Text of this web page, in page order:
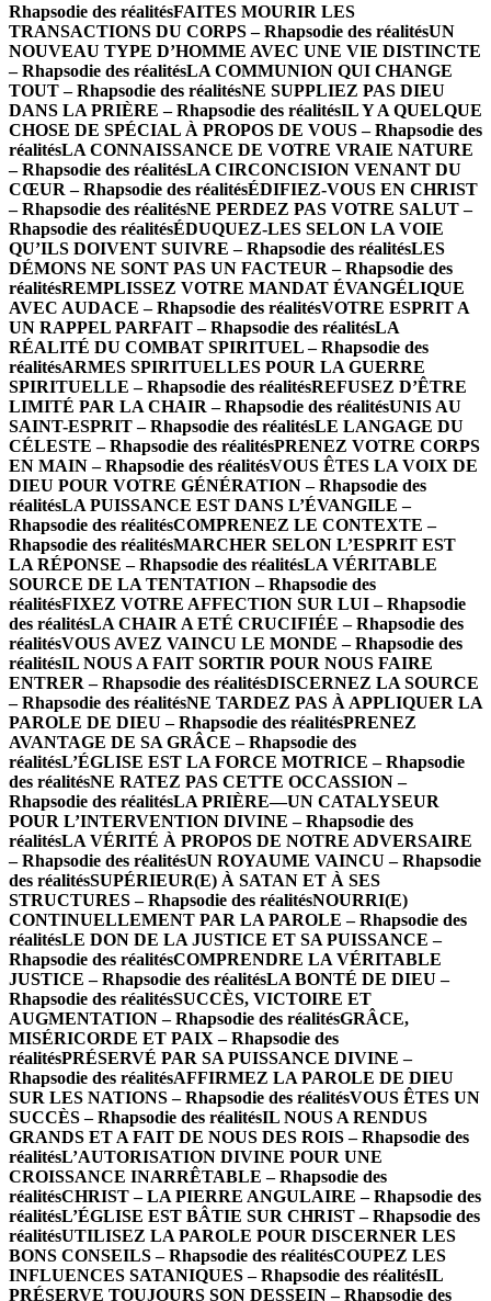
Rhapsodie des réalitésFAITES MOURIR LES
TRANSACTIONS DU CORPS – Rhapsodie des réalitésUN
NOUVEAU TYPE D’HOMME AVEC UNE VIE DISTINCTE
– Rhapsodie des réalitésLA COMMUNION QUI CHANGE
TOUT – Rhapsodie des réalitésNE SUPPLIEZ PAS DIEU
DANS LA PRIÈRE – Rhapsodie des réalitésIL Y A QUELQUE
CHOSE DE SPÉCIAL À PROPOS DE VOUS – Rhapsodie des
réalitésLA CONNAISSANCE DE VOTRE VRAIE NATURE
– Rhapsodie des réalitésLA CIRCONCISION VENANT DU
CŒUR – Rhapsodie des réalitésÉDIFIEZ-VOUS EN CHRIST
– Rhapsodie des réalitésNE PERDEZ PAS VOTRE SALUT –
Rhapsodie des réalitésÉDUQUEZ-LES SELON LA VOIE
QU’ILS DOIVENT SUIVRE – Rhapsodie des réalitésLES
DÉMONS NE SONT PAS UN FACTEUR – Rhapsodie des
réalitésREMPLISSEZ VOTRE MANDAT ÉVANGÉLIQUE
AVEC AUDACE – Rhapsodie des réalitésVOTRE ESPRIT A
UN RAPPEL PARFAIT – Rhapsodie des réalitésLA
RÉALITÉ DU COMBAT SPIRITUEL – Rhapsodie des
réalitésARMES SPIRITUELLES POUR LA GUERRE
SPIRITUELLE – Rhapsodie des réalitésREFUSEZ D’ÊTRE
LIMITÉ PAR LA CHAIR – Rhapsodie des réalitésUNIS AU
SAINT-ESPRIT – Rhapsodie des réalitésLE LANGAGE DU
CÉLESTE – Rhapsodie des réalitésPRENEZ VOTRE CORPS
EN MAIN – Rhapsodie des réalitésVOUS ÊTES LA VOIX DE
DIEU POUR VOTRE GÉNÉRATION – Rhapsodie des
réalitésLA PUISSANCE EST DANS L’ÉVANGILE –
Rhapsodie des réalitésCOMPRENEZ LE CONTEXTE –
Rhapsodie des réalitésMARCHER SELON L’ESPRIT EST
LA RÉPONSE – Rhapsodie des réalitésLA VÉRITABLE
SOURCE DE LA TENTATION – Rhapsodie des
réalitésFIXEZ VOTRE AFFECTION SUR LUI – Rhapsodie
des réalitésLA CHAIR A ETÉ CRUCIFIÉE – Rhapsodie des
réalitésVOUS AVEZ VAINCU LE MONDE – Rhapsodie des
réalitésIL NOUS A FAIT SORTIR POUR NOUS FAIRE
ENTRER – Rhapsodie des réalitésDISCERNEZ LA SOURCE
– Rhapsodie des réalitésNE TARDEZ PAS À APPLIQUER LA
PAROLE DE DIEU – Rhapsodie des réalitésPRENEZ
AVANTAGE DE SA GRÂCE – Rhapsodie des
réalitésL’ÉGLISE EST LA FORCE MOTRICE – Rhapsodie
des réalitésNE RATEZ PAS CETTE OCCASSION –
Rhapsodie des réalitésLA PRIÈRE—UN CATALYSEUR
POUR L’INTERVENTION DIVINE – Rhapsodie des
réalitésLA VÉRITÉ À PROPOS DE NOTRE ADVERSAIRE
– Rhapsodie des réalitésUN ROYAUME VAINCU – Rhapsodie
des réalitésSUPÉRIEUR(E) À SATAN ET À SES
STRUCTURES – Rhapsodie des réalitésNOURRI(E)
CONTINUELLEMENT PAR LA PAROLE – Rhapsodie des
réalitésLE DON DE LA JUSTICE ET SA PUISSANCE –
Rhapsodie des réalitésCOMPRENDRE LA VÉRITABLE
JUSTICE – Rhapsodie des réalitésLA BONTÉ DE DIEU –
Rhapsodie des réalitésSUCCÈS, VICTOIRE ET
AUGMENTATION – Rhapsodie des réalitésGRÂCE,
MISÉRICORDE ET PAIX – Rhapsodie des
réalitésPRÉSERVÉ PAR SA PUISSANCE DIVINE –
Rhapsodie des réalitésAFFIRMEZ LA PAROLE DE DIEU
SUR LES NATIONS – Rhapsodie des réalitésVOUS ÊTES UN
SUCCÈS – Rhapsodie des réalitésIL NOUS A RENDUS
GRANDS ET A FAIT DE NOUS DES ROIS – Rhapsodie des
réalitésL’AUTORISATION DIVINE POUR UNE
CROISSANCE INARRÊTABLE – Rhapsodie des
réalitésCHRIST – LA PIERRE ANGULAIRE – Rhapsodie des
réalitésL’ÉGLISE EST BÂTIE SUR CHRIST – Rhapsodie des
réalitésUTILISEZ LA PAROLE POUR DISCERNER LES
BONS CONSEILS – Rhapsodie des réalitésCOUPEZ LES
INFLUENCES SATANIQUES – Rhapsodie des réalitésIL
PRÉSERVE TOUJOURS SON DESSEIN – Rhapsodie des